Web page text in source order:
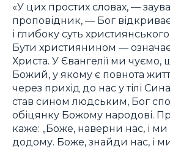
«У цих простих словах, —
проповідник, — Бог відкриває
і глибоку суть
Бути християнином —
Христа. У Євангелії ми чуємо,
Божий, у якому є повнота
через прихід до нас у тілі
став сином людським, Бог
обіцянку Божому народові.
каже: „Боже, наверни нас, і
додому. Боже, знайди нас, і